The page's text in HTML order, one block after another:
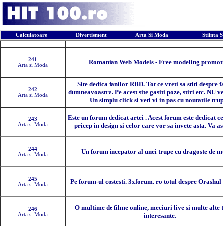
Calculatoare Divertisment Arta Si Moda
Stiinta
241
Arta si Moda
Romanian Web Models - Free modeling
242
Arta si Moda
Site dedica fanilor RBD. Tot ce vreti sa stiti despre
dumneavoastra. Pe acest site gasiti poze, stiri etc. NU
Un simplu click si veti vi in pas cu noutatile
243
Arta si Moda
Este un forum dedicat artei . Acest forum este dedicat
pricep in design si celor care vor sa invete asta. Va
244
Arta si Moda
Un forum incepator al unei trupe cu dragoste de
245
Arta si Moda
Pe forum-ul costesti. 3xforum. ro totul despre Orashul
246
Arta si Moda
O multime de filme online, meciuri live si multe alte
interesante.